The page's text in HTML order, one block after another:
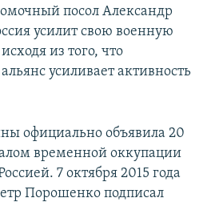
посол Александр
усилит свою военную
из того, что
усиливает активность
официально объявила 20
временной оккупации
7 октября 2015 года
Порошенко подписал